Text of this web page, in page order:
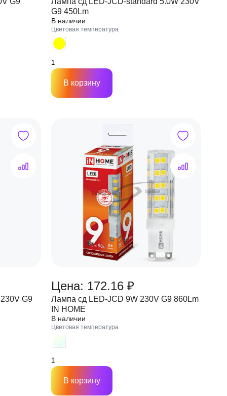
G9 450Lm
В наличии
Цветовая температура
В корзину
G9
Цена: 172.16 ₽
Лампа сд LED-JCD 9W 230V G9 860Lm
IN HOME
В наличии
Цветовая температура
В корзину